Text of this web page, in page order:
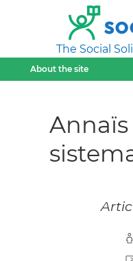
The Social
About the site